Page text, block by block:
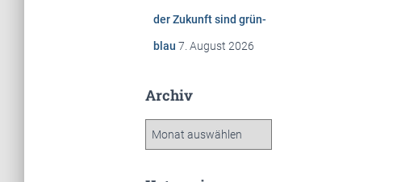
der Zukunft sind grün-
blau 7. August 2026
Archiv